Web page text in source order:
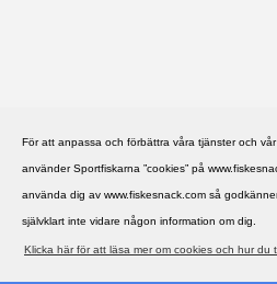
För att anpassa och förbättra våra tjänster och
använder Sportfiskarna ”cookies” på
använda dig av www.fiskesnack.com så
självklart inte vidare någon information om dig.
Klicka här för att läsa mer om cookies och hur du